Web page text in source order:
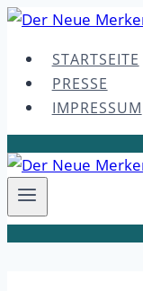
Skip
contentSTARTSEITE
PRESSE
IMPRESSUM